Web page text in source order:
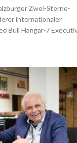
Zwei-Sterne-
internationaler
Bull Hangar-7